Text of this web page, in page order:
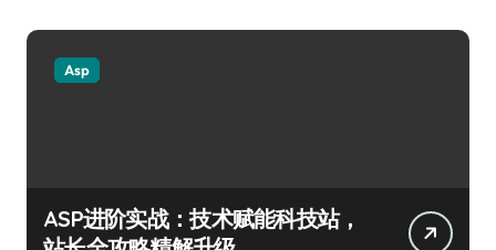
Asp
ASP进阶实战：技术赋能科技站，